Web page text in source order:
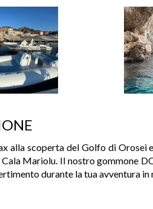
alla scoperta del Golfo di Orosei
Cala Mariolu. Il nostro gommone
durante la tua avventura in